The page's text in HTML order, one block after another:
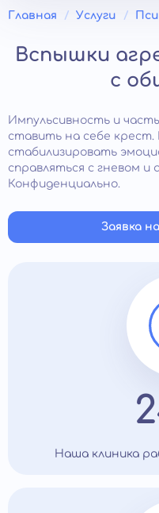
Главная Услуги
Вспышки
с
Импульсивность и
ставить на себе
стабилизировать
справляться с гневом и
Конфиденциально.
Заявка
Наша клиника